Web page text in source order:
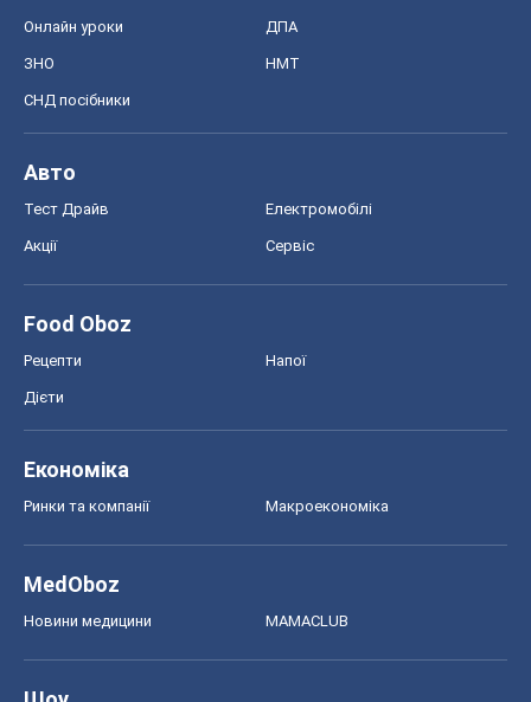
Онлайн уроки ДПА
ЗНО НМТ
СНД посібники
Авто
Тест Драйв Електромобілі
Акції Сервіс
Food Oboz
Рецепти Напої
Дієти
Економіка
Ринки та компанії Макроекономіка
MedOboz
Новини медицини MAMACLUB